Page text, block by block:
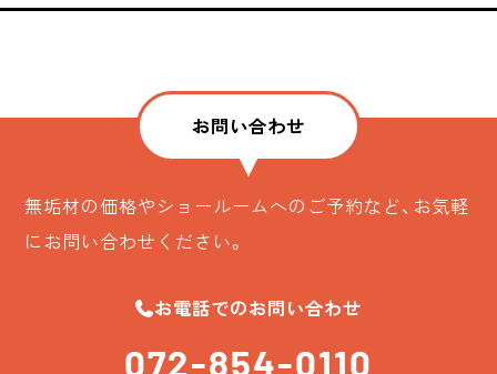
お問い合わせ
無垢材の価格やショールームへのご予約など、お気軽
にお問い合わせください。
お電話でのお問い合わせ
072-854-0110